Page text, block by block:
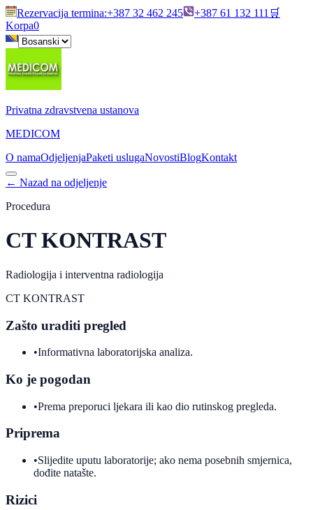
Rezervacija termina:+387 32 462 245 +387 61 132 111 🛒
Korpa0
Privatna zdravstvena ustanova
MEDICOM
O namaOdjeljenjaPaketi uslugaNovostiBlogKontakt
← Nazad na odjeljenje
Procedura
CT KONTRAST
Radiologija i interventna radiologija
CT KONTRAST
Zašto uraditi pregled
•Informativna laboratorijska analiza.
Ko je pogodan
•Prema preporuci ljekara ili kao dio rutinskog pregleda.
Priprema
•Slijedite uputu laboratorije; ako nema posebnih smjernica,
dođite natašte.
Rizici